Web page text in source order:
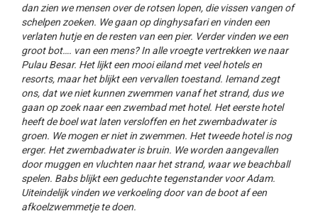
dan zien we mensen over de rotsen lopen, die vissen vangen of
schelpen zoeken. We gaan op dinghysafari en vinden een
verlaten hutje en de resten van een pier. Verder vinden we een
groot bot…. van een mens? In alle vroegte vertrekken we naar
Pulau Besar. Het lijkt een mooi eiland met veel hotels en
resorts, maar het blijkt een vervallen toestand. Iemand zegt
ons, dat we niet kunnen zwemmen vanaf het strand, dus we
gaan op zoek naar een zwembad met hotel. Het eerste hotel
heeft de boel wat laten versloffen en het zwembadwater is
groen. We mogen er niet in zwemmen. Het tweede hotel is nog
erger. Het zwembadwater is bruin. We worden aangevallen
door muggen en vluchten naar het strand, waar we beachball
spelen. Babs blijkt een geduchte tegenstander voor Adam.
Uiteindelijk vinden we verkoeling door van de boot af een
afkoelzwemmetje te doen.